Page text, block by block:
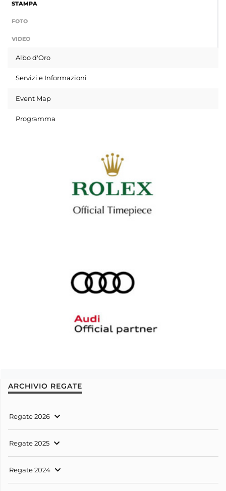
STAMPA
FOTO
VIDEO
Albo d'Oro
Servizi e Informazioni
Event Map
Programma
ARCHIVIO REGATE
Regate 2026
Regate 2025
Regate 2024